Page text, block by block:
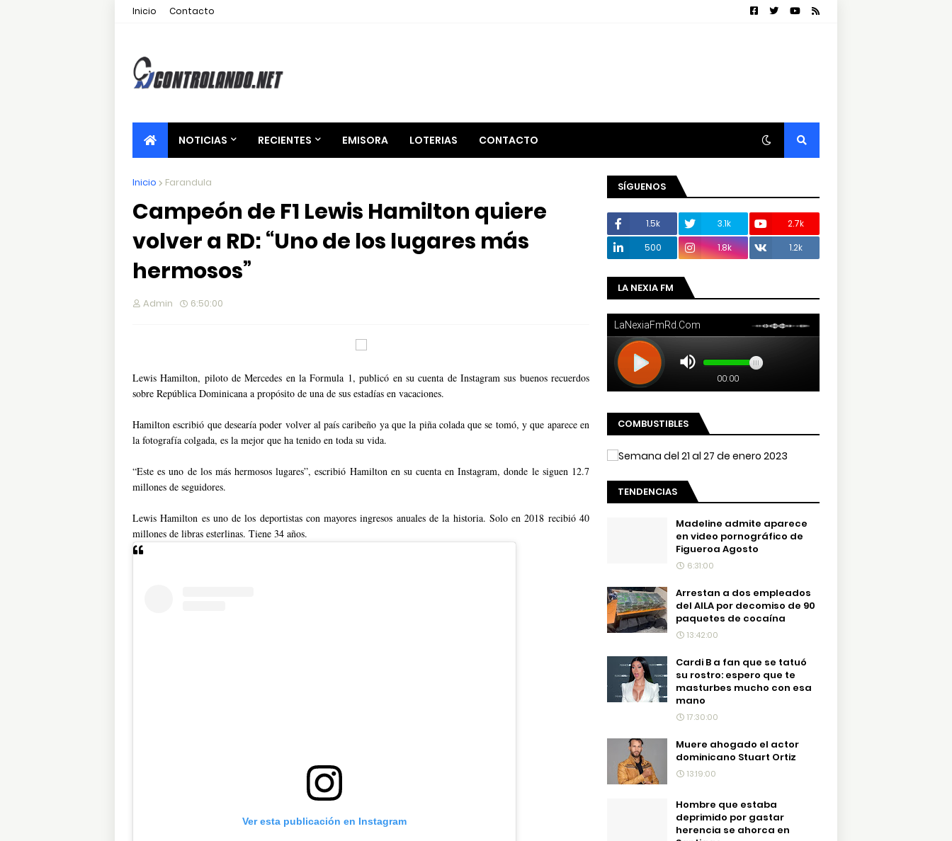
Inicio Contacto
NOTICIAS RECIENTES EMISORA LOTERIAS CONTACTO
Inicio Farandula
Campeón de F1 Lewis Hamilton quiere
volver a RD: “Uno de los lugares más
hermosos”
Admin 6:50:00
Lewis Hamilton, piloto de Mercedes en la Formula 1, publicó en su cuenta de Instagram sus buenos recuerdos
sobre República Dominicana a propósito de una de sus estadías en vacaciones.
Hamilton escribió que desearía poder volver al país caribeño ya que la piña colada que se tomó, y que aparece en
la fotografía colgada, es la mejor que ha tenido en toda su vida.
“Este es uno de los más hermosos lugares”, escribió Hamilton en su cuenta en Instagram, donde le siguen 12.7
millones de seguidores.
Lewis Hamilton es uno de los deportistas con mayores ingresos anuales de la historia. Solo en 2018 recibió 40
millones de libras esterlinas. Tiene 34 años.
Ver esta publicación en Instagram
SÍGUENOS
1.5k 3.1k
2.7k
500
1.8k 1.2k
LA NEXIA FM
COMBUSTIBLES
TENDENCIAS
Madeline admite aparece
en video pornográfico de
Figueroa Agosto
6:31:00
Arrestan a dos empleados
del AILA por decomiso de 90
paquetes de cocaína
13:42:00
Cardi B a fan que se tatuó
su rostro: espero que te
masturbes mucho con esa
mano
17:30:00
Muere ahogado el actor
dominicano Stuart Ortiz
13:19:00
Hombre que estaba
deprimido por gastar
herencia se ahorca en